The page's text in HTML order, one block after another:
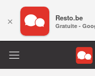
× Resto.be
Gratuite -